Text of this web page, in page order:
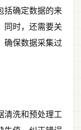
括确定数据的来
同时，还需要关
确保数据采集过
清洗和预处理工